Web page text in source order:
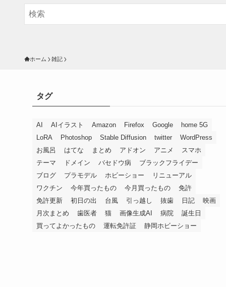
ホーム 雑記
タグ
AI AIイラスト Amazon Firefox Google
home 5G
LoRA
Photoshop Stable Diffusion twitter
WordPress
お風呂
はてな まとめ アドオン アニメ
スマホ
テーマ
ドメイン バセドウ病
ブラックフライデー
ブログ
プラモデル ホビーショー
リニューアル
ワクチン
今年買ったもの 今月買ったもの
免許
免許更新
初日の出 台風 引っ越し 抜歯 日記
映画
月次まとめ
歯医者 猫 画像生成AI 病院
誕生日
買ってよかったもの
運転免許証 静岡ホビーショー